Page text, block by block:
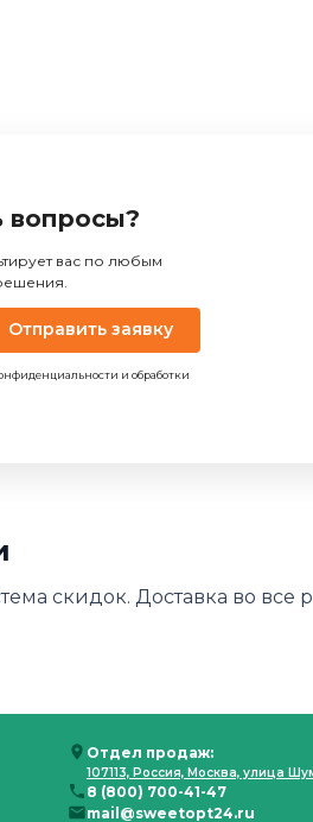
вопросы?
вас по любым
Отправить заявку
и обработки
скидок. Доставка во все
Отдел продаж:
107113, Россия, Москва, улица
8 (800) 700-41-47
mail@sweetopt24.ru